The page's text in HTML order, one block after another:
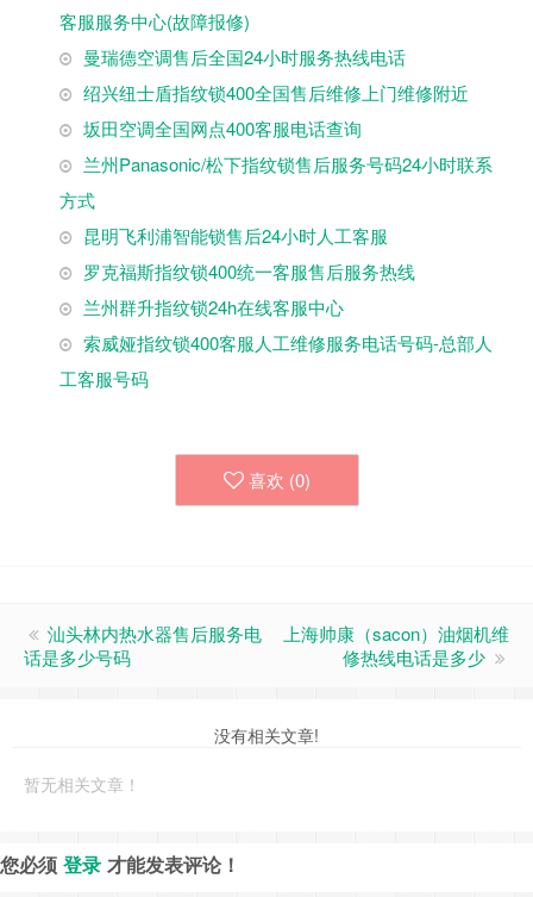
客服服务中心(故障报修)
曼瑞德空调售后全国24小时服务热线电话
绍兴纽士盾指纹锁400全国售后维修上门维修附近
坂田空调全国网点400客服电话查询
兰州Panasonic/松下指纹锁售后服务号码24小时联系
方式
昆明飞利浦智能锁售后24小时人工客服
罗克福斯指纹锁400统一客服售后服务热线
兰州群升指纹锁24h在线客服中心
索威娅指纹锁400客服人工维修服务电话号码-总部人
工客服号码
喜欢 (0)
汕头林内热水器售后服务电
话是多少号码
上海‌帅康（sacon）油烟机‌维
修热线电话是多少
没有相关文章!
暂无相关文章！
您必须 登录 才能发表评论！